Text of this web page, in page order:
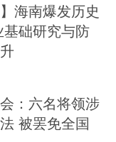
海南爆发历史
础研究与防
：六名将领涉
被罢免全国